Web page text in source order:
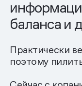
баланса и
Практически
поэтому